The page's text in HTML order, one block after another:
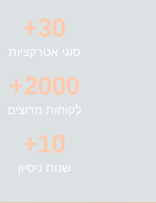
סוגי אטרקציות
2000+
לקוחות מרוצים
שנות ניסיון